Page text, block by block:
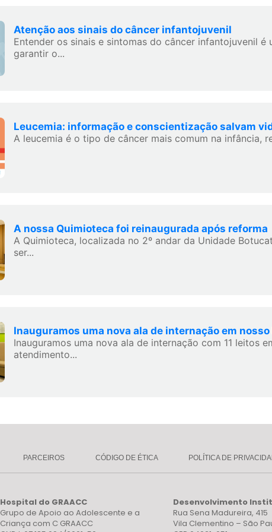
Atenção aos sinais do câncer infantojuvenil
Entender os sinais e sintomas do câncer infantojuvenil é
garantir o...
Leucemia: informação e conscientização salvam
A leucemia é o tipo de câncer mais comum na infância,
A nossa Quimioteca foi reinaugurada após reforma
A Quimioteca, localizada no 2º andar da Unidade
ser...
Inauguramos uma nova ala de internação em
Inauguramos uma nova ala de internação com 11 leitos
atendimento...
PARCEIROS CÓDIGO DE ÉTICA POLÍTICA DE
Hospital do GRAACC
Grupo de Apoio ao Adolescente e a
Criança com C GRAACC
Desenvolvimento
Rua Sena Madureira, 415
Vila Clementino – São